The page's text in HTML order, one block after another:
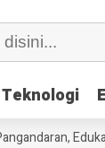
Teknologi
Teknologi